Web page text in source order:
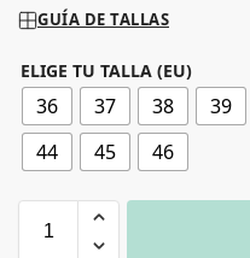
GUÍA DE TALLAS
ELIGE TU TALLA (EU)
36 37 38 39
44
45 46